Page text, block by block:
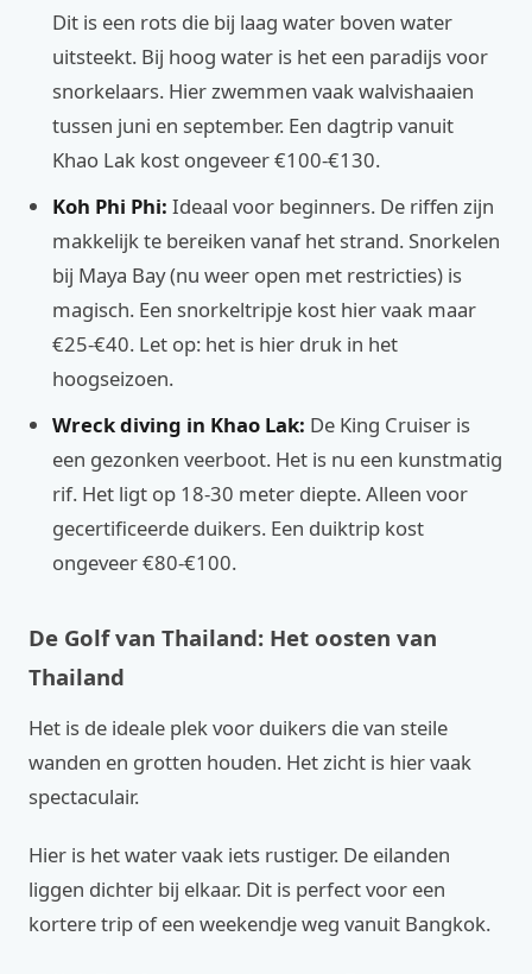
Dit is een rots die bij laag water boven water
uitsteekt. Bij hoog water is het een paradijs voor
snorkelaars. Hier zwemmen vaak walvishaaien
tussen juni en september. Een dagtrip vanuit
Khao Lak kost ongeveer €100-€130.
Koh Phi Phi: Ideaal voor beginners. De riffen zijn
makkelijk te bereiken vanaf het strand. Snorkelen
bij Maya Bay (nu weer open met restricties) is
magisch. Een snorkeltripje kost hier vaak maar
€25-€40. Let op: het is hier druk in het
hoogseizoen.
Wreck diving in Khao Lak: De King Cruiser is
een gezonken veerboot. Het is nu een kunstmatig
rif. Het ligt op 18-30 meter diepte. Alleen voor
gecertificeerde duikers. Een duiktrip kost
ongeveer €80-€100.
De Golf van Thailand: Het oosten van
Thailand
Het is de ideale plek voor duikers die van steile
wanden en grotten houden. Het zicht is hier vaak
spectaculair.
Hier is het water vaak iets rustiger. De eilanden
liggen dichter bij elkaar. Dit is perfect voor een
kortere trip of een weekendje weg vanuit Bangkok.